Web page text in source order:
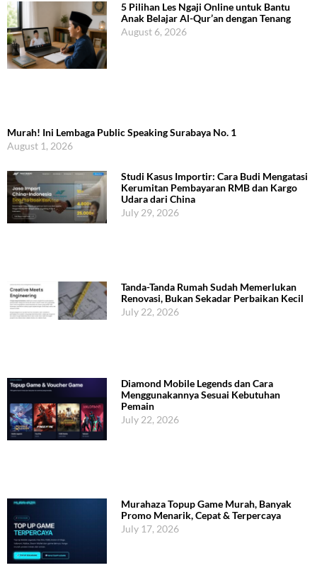
5 Pilihan Les Ngaji Online untuk Bantu
Anak Belajar Al-Qur’an dengan Tenang
August 6, 2026
Murah! Ini Lembaga Public Speaking Surabaya No. 1
August 1, 2026
Studi Kasus Importir: Cara Budi Mengatasi
Kerumitan Pembayaran RMB dan Kargo
Udara dari China
July 29, 2026
Tanda-Tanda Rumah Sudah Memerlukan
Renovasi, Bukan Sekadar Perbaikan Kecil
July 22, 2026
Diamond Mobile Legends dan Cara
Menggunakannya Sesuai Kebutuhan
Pemain
July 22, 2026
Murahaza Topup Game Murah, Banyak
Promo Menarik, Cepat & Terpercaya
July 17, 2026